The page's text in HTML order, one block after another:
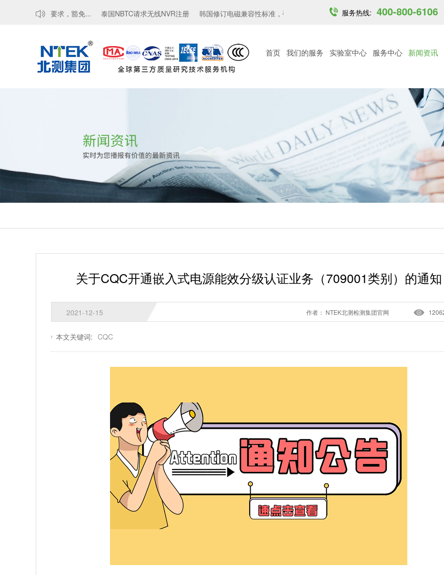
MTCTE认证要求，豁免... 泰国NBTC请求无线NVR注册 韩国修订电磁兼容性标准，强化关... 印度开放6GHz中低功率免许可频段... 越
服务热线: 400-800-6106
首页 我们的服务 实验室中心 服务中心 新闻资讯
关于CQC开通嵌入式电源能效分级认证业务（709001类别）的通知
2021-12-15 作者： NTEK北测检测集团官网
本文关键词: CQC